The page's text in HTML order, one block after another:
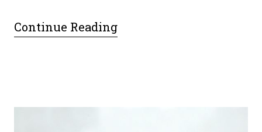
Continue Reading